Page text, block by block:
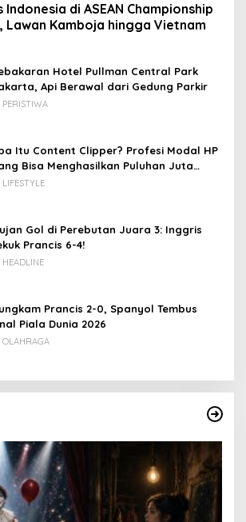
Indonesia di ASEAN Championship
Lawan Kamboja hingga Vietnam
Hotel Pullman Central Park
Api Berawal dari Gedung Parkir
PERISTIWA
Itu Content Clipper? Profesi Modal HP
Bisa Menghasilkan Puluhan Juta
LIFESTYLE
Gol di Perebutan Juara 3: Inggris
Prancis 6-4!
HEADLINE
Prancis 2-0, Spanyol Tembus
Piala Dunia 2026
OLAHRAGA